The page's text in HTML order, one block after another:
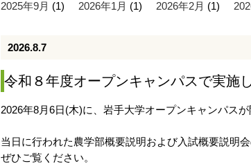
2025年9月 (1) 2026年1月 (1) 2026年2月 (1)
2026.8.7
令和８年度オープンキャンパスで実施
2026年8月6日(木)に、岩手大学オープンキャンパスが
当日に行われた農学部概要説明および入試概要説明
ぜひご覧ください。